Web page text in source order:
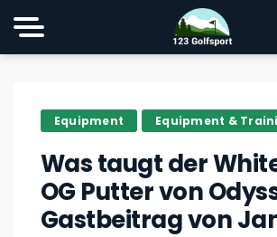
Equipment Equipment &
Was taugt der
OG Putter von
Gastbeitrag von